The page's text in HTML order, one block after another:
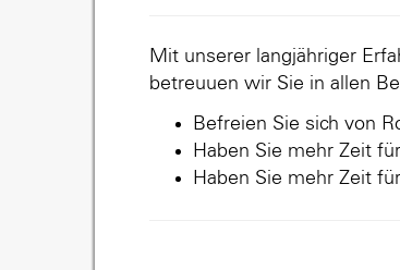
Mit unserer langjähriger
betreuuen wir Sie in allen
Befreien Sie sich von
Haben Sie mehr Zeit
Haben Sie mehr Zeit